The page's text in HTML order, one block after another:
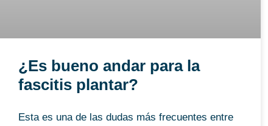
¿Es bueno andar para la
fascitis plantar?
Esta es una de las dudas más frecuentes entre